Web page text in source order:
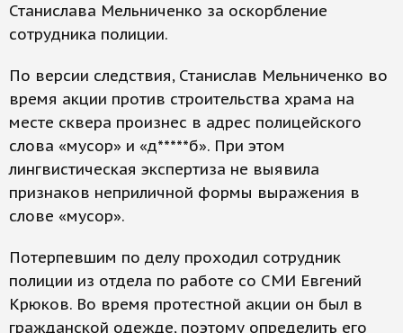
Станислава Мельниченко за оскорбление
сотрудника полиции.
По версии следствия, Станислав Мельниченко во
время акции против строительства храма на
месте сквера произнес в адрес полицейского
слова «мусор» и «д*****б». При этом
лингвистическая экспертиза не выявила
признаков неприличной формы выражения в
слове «мусор».
Потерпевшим по делу проходил сотрудник
полиции из отдела по работе со СМИ Евгений
Крюков. Во время протестной акции он был в
гражданской одежде, поэтому определить его